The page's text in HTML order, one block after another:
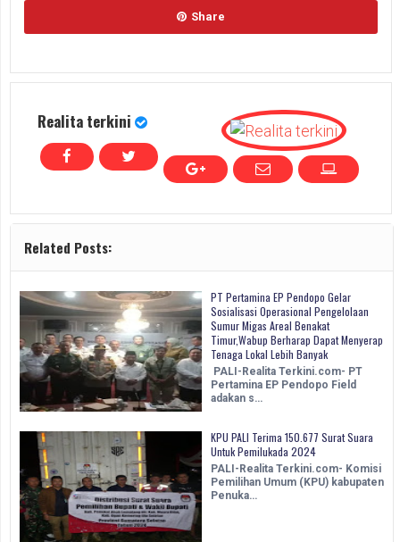
Share
Realita terkini
Related Posts:
PT Pertamina EP Pendopo Gelar
Sosialisasi Operasional Pengelolaan
Sumur Migas Areal Benakat
Timur,Wabup Berharap Dapat Menyerap
Tenaga Lokal Lebih Banyak
PALI-Realita Terkini.com- PT
Pertamina EP Pendopo Field
adakan s…
KPU PALI Terima 150.677 Surat Suara
Untuk Pemilukada 2024
PALI-Realita Terkini.com- Komisi
Pemilihan Umum (KPU) kabupaten
Penuka…